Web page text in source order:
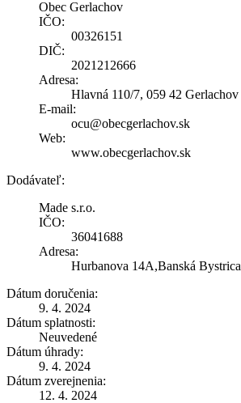
Obec Gerlachov
IČO:
00326151
DIČ:
2021212666
Adresa:
Hlavná 110/7, 059 42 Gerlachov
E-mail:
ocu@obecgerlachov.sk
Web:
www.obecgerlachov.sk
Dodávateľ:
Made s.r.o.
IČO:
36041688
Adresa:
Hurbanova 14A,Banská Bystrica
Dátum doručenia:
9. 4. 2024
Dátum splatnosti:
Neuvedené
Dátum úhrady:
9. 4. 2024
Dátum zverejnenia:
12. 4. 2024